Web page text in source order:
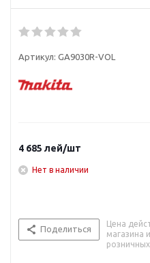
Артикул: GA9030R-VOL
4 685 лей/шт
Нет в наличии
Поделиться
Цена
магазина